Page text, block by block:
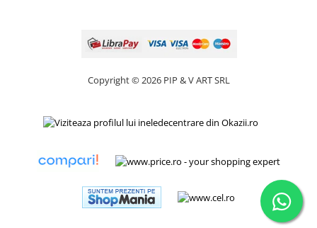
Copyright © 2026 PIP & V ART SRL